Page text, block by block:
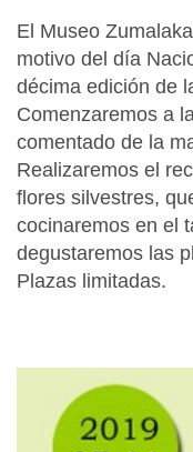
El Museo
motivo del día
décima edición de
Comenzaremos a
comentado de la
Realizaremos el
flores silvestres,
cocinaremos en el
degustaremos las
Plazas limitadas.